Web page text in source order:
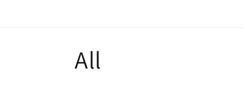
C
All